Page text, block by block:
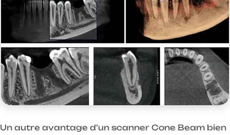
Un autre avantage d’un scanner Cone Beam bien